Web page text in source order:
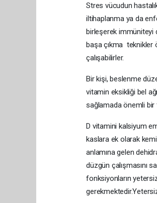
Stres vücudun
iltihaplanma ya da
birleşerek immüniteyi
başa çıkma teknikler
çalışabilirler.
Bir kişi, beslenme
vitamin eksikliği bel
sağlamada önemli bir
D vitamini kalsiyum
kaslara ek olarak
anlamına gelen
düzgün çalışmasını
fonksiyonların